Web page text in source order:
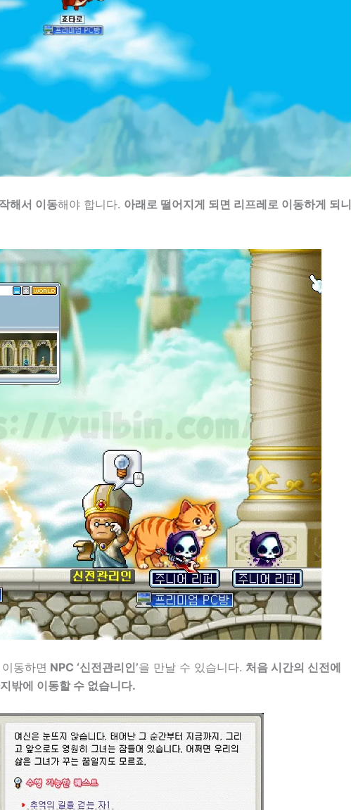
해서 이동해야 합니다. 아래로 떨어지게 되면 리프레로 이동하게 되니
동하면 NPC ‘신전관리인’을 만날 수 있습니다. 처음 시간의 신전에
밖에 이동할 수 없습니다.